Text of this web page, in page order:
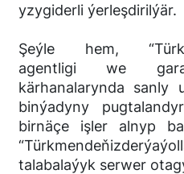
yzygiderli ýerleşdirilýär.
Şeýle hem,
agentligi we
kärhanalarynda sanly
binýadyny
birnäçe işler alnyp
talabalaýyk serwer